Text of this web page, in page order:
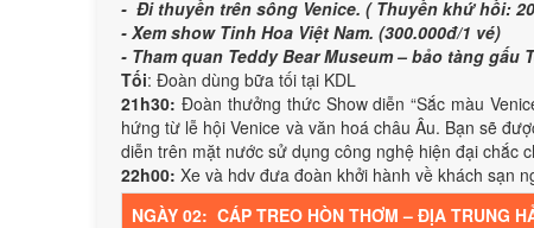
- Đi thuyền trên sông Venice. ( Thuyền khứ hồi:
- Xem show Tinh Hoa Việt Nam. (300.000đ/1 vé)
- Tham quan Teddy Bear Museum – bảo tàng gấu
Tối: Đoàn dùng bữa tối tại KDL
21h30: Đoàn thưởng thức Show diễn “Sắc màu
hứng từ lễ hội Venice và văn hoá châu Âu. Bạn sẽ
diễn trên mặt nước sử dụng công nghệ hiện đại chắc
22h00: Xe và hdv đưa đoàn khởi hành về khách sạn
NGÀY 02: CÁP TREO HÒN THƠM – ĐỊA TRUNG